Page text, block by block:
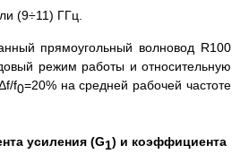
(9÷11) ГГц.
прямоугольный волновод R100
режим работы и относительную
f0=20% на средней рабочей частоте
усиления (G1) и коэффициента